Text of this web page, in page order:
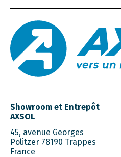
Showroom et Entrepôt
AXSOL
45, avenue Georges
Politzer 78190 Trappes
France